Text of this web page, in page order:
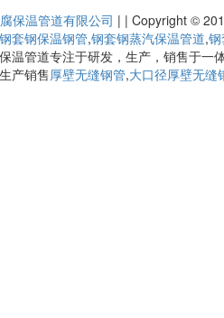
保温管道有限公司 | | Copyright ©
钢套钢保温钢管,钢套钢蒸汽保温管道,
温管道专注于研发，生产，销售于一
产销售厚壁无缝钢管,大口径厚壁无缝